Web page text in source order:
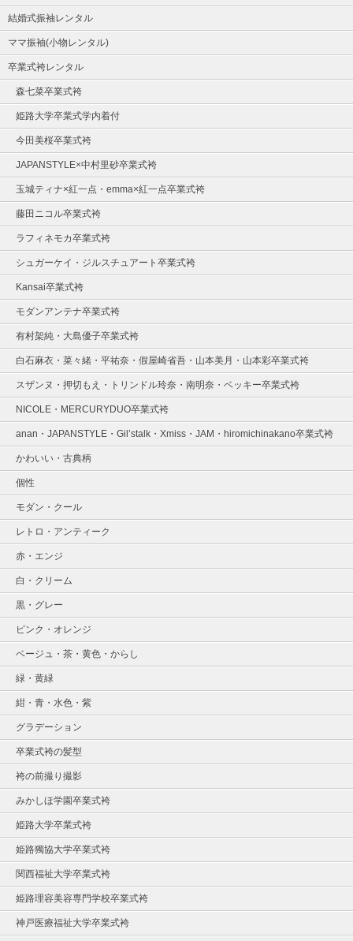
結婚式振袖レンタル
ママ振袖(小物レンタル)
卒業式袴レンタル
森七菜卒業式袴
姫路大学卒業式学内着付
今田美桜卒業式袴
JAPANSTYLE×中村里砂卒業式袴
玉城ティナ×紅一点・emma×紅一点卒業式袴
藤田ニコル卒業式袴
ラフィネモカ卒業式袴
シュガーケイ・ジルスチュアート卒業式袴
Kansai卒業式袴
モダンアンテナ卒業式袴
有村架純・大島優子卒業式袴
白石麻衣・菜々緒・平祐奈・假屋崎省吾・山本美月・山本彩卒業式袴
スザンヌ・押切もえ・トリンドル玲奈・南明奈・ベッキー卒業式袴
NICOLE・MERCURYDUO卒業式袴
anan・JAPANSTYLE・Gil’stalk・Xmiss・JAM・hiromichinakano卒業式袴
かわいい・古典柄
個性
モダン・クール
レトロ・アンティーク
赤・エンジ
白・クリーム
黒・グレー
ピンク・オレンジ
ベージュ・茶・黄色・からし
緑・黄緑
紺・青・水色・紫
グラデーション
卒業式袴の髪型
袴の前撮り撮影
みかしほ学園卒業式袴
姫路大学卒業式袴
姫路獨協大学卒業式袴
関西福祉大学卒業式袴
姫路理容美容専門学校卒業式袴
神戸医療福祉大学卒業式袴